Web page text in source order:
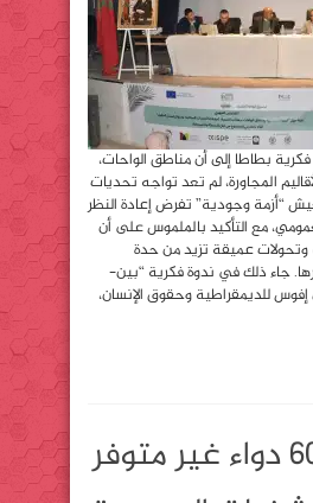
بطاطا إلى أن مناطق الواحات،
المجاورة، لم تعد تواجه تحديات
“أزمة وجودية” تفرض إعادة النظر
مع التأكيد بالملموس على أن
وتحولات عميقة تزيد من حدة
جاء ذلك في ندوة فكرية “بين-
للديمقراطية وحقوق الإنسان،
أكثر من 600 دواء غير متوفر